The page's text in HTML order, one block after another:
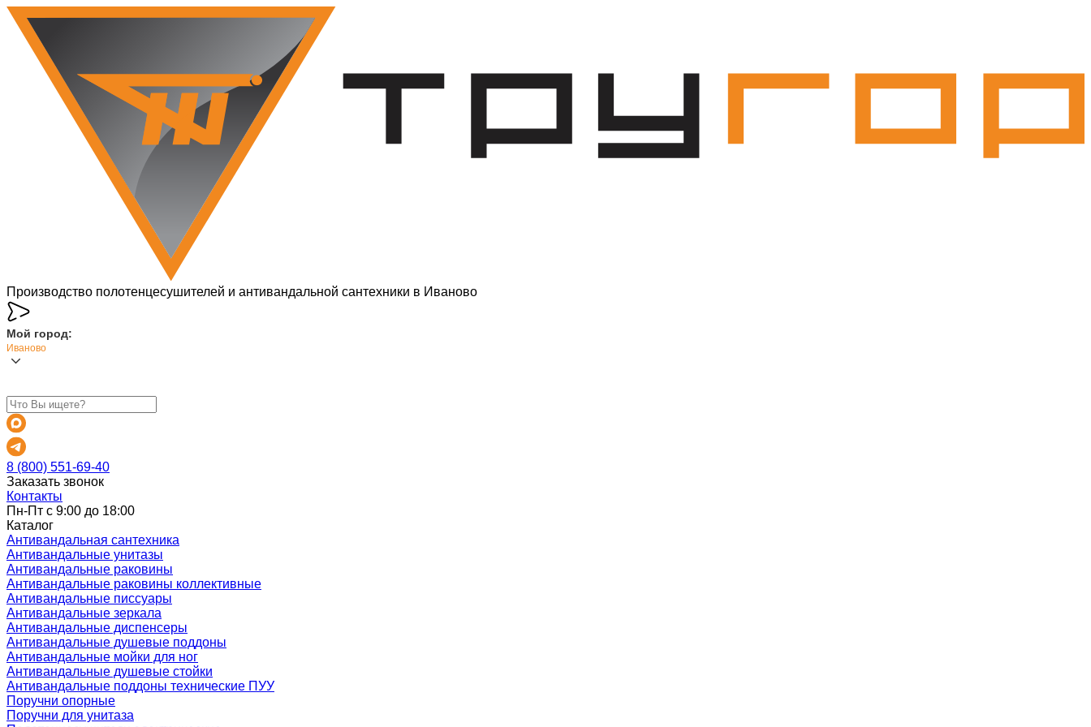
Производство полотенцесушителей и антивандальной сантехники в Иваново
Мой город:
Иваново
8 (800) 551-69-40
Заказать звонок
Контакты
Пн-Пт с 9:00 до 18:00
Каталог
Антивандальная сантехника
Антивандальные унитазы
Антивандальные раковины
Антивандальные раковины коллективные
Антивандальные писсуары
Антивандальные зеркала
Антивандальные диспенсеры
Антивандальные душевые поддоны
Антивандальные мойки для ног
Антивандальные душевые стойки
Антивандальные поддоны технические ПУУ
Поручни опорные
Поручни для унитаза